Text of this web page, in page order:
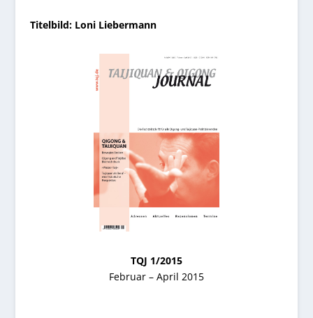
Titelbild: Loni Liebermann
TQJ 1/2015
Februar – April 2015